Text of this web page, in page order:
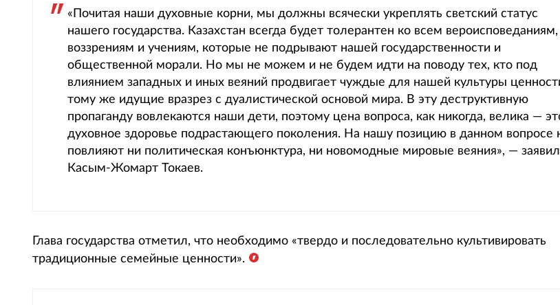
«Почитая наши духовные корни, мы должны всячески укреплять светский статус
нашего государства. Казахстан всегда будет толерантен ко всем вероисповеданиям,
воззрениям и учениям, которые не подрывают нашей государственности и
общественной морали. Но мы не можем и не будем идти на поводу тех, кто под
влиянием западных и иных веяний продвигает чуждые для нашей культуры
тому же идущие вразрез с дуалистической основой мира. В эту деструктивную
пропаганду вовлекаются наши дети, поэтому цена вопроса, как никогда, велика —
духовное здоровье подрастающего поколения. На нашу позицию в данном вопросе
повлияют ни политическая конъюнктура, ни новомодные мировые веяния», — заявил
Касым-Жомарт Токаев.
Глава государства отметил, что необходимо «твердо и последовательно культивировать
традиционные семейные ценности».